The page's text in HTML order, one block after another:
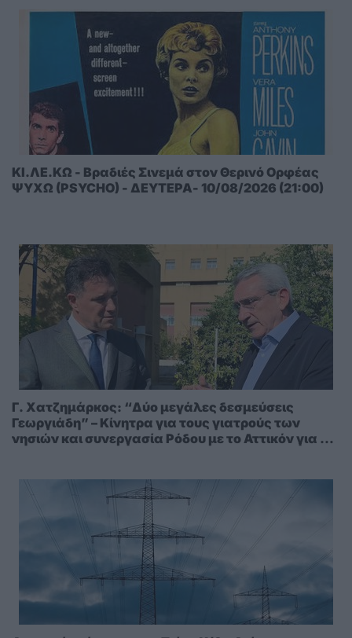
ΚΙ.ΛΕ.ΚΩ - Βραδιές Σινεμά στον Θερινό Ορφέας
ΨΥΧΩ (PSYCHO) - ΔΕΥΤΕΡΑ- 10/08/2026 (21:00)
Γ. Χατζημάρκος: “Δύο μεγάλες δεσμεύσεις
Γεωργιάδη” – Κίνητρα για τους γιατρούς των
νησιών και συνεργασία Ρόδου με το Αττικόν για το